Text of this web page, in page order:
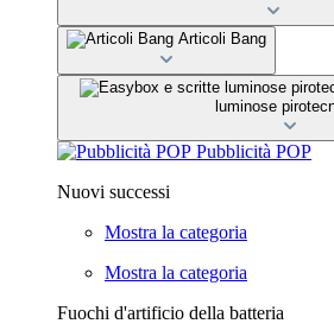
Articoli Bang
luminose
Pubblicità POP
Nuovi successi
Mostra la categoria
Mostra la categoria
Fuochi d'artificio della batteria